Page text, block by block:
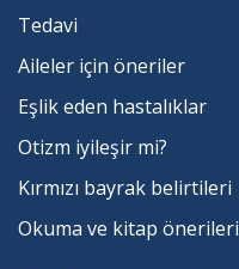
Tedavi
Aileler için öneriler
Eşlik eden hastalıklar
Otizm iyileşir mi?
Kırmızı bayrak belirtileri
Okuma ve kitap önerileri